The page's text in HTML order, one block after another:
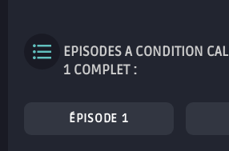
EPISODES A CONDITION
1 COMPLET :
ÉPISODE 1